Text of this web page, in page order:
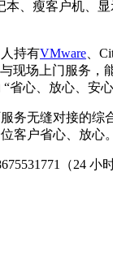
本、瘦客户机、显
持有VMware 、
现场上门服务
心、放心、安心
务无缝对接的
客户省心、放心。
（24 小